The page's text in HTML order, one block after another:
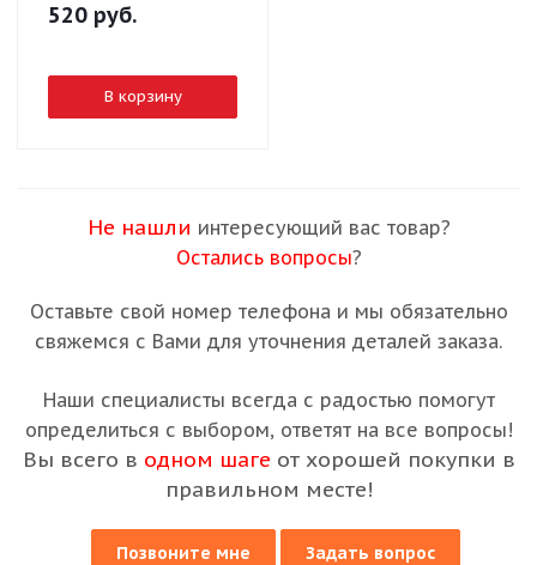
520 руб.
В корзину
Не нашли интересующий вас товар?
Остались вопросы?
Оставьте свой номер телефона и мы обязательно
свяжемся с Вами для уточнения деталей заказа.
Наши специалисты всегда с радостью помогут
определиться с выбором, ответят на все вопросы!
Вы всего в одном шаге от хорошей покупки в
правильном месте!
Позвоните мне Задать вопрос